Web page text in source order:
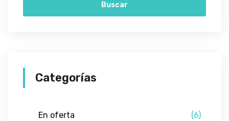
Buscar
Categorías
En oferta (6)